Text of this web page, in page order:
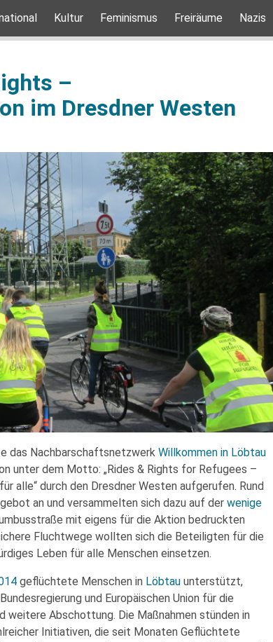
Kultur Feminismus Freiräume Nazis
–
im Dresdner Westen
das Nachbarschaftsnetzwerk Willkommen in Löbtau
unter dem Motto: „Rides & Rights for Refugees –
alle“ durch den Dresdner Westen aufgerufen. Rund
an und versammelten sich dazu auf der wenige
mit eigens für die Aktion bedruckten
Fluchtwege wollten sich die Beteiligten für die
Leben für alle Menschen einsetzen.
geflüchtete Menschen in Löbtau unterstützt,
und Europäischen Union für die
weitere Abschottung. Die Maßnahmen stünden in
Initiativen, die seit Monaten Geflüchtete